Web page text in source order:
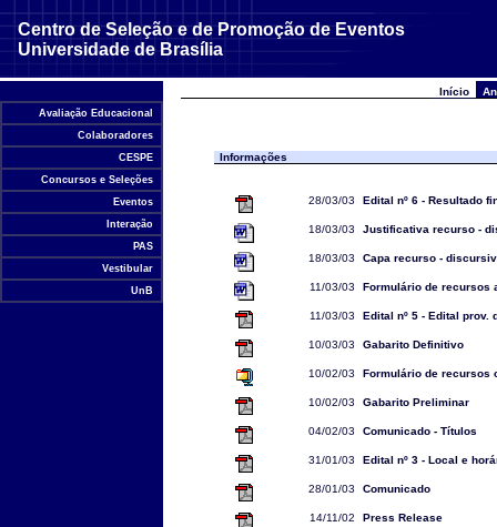
Centro de Seleção e de Promoção de Eventos
Universidade de Brasília
Avaliação Educacional
Colaboradores
CESPE
Concursos e Seleções
Eventos
Interação
PAS
Vestibular
UnB
Início
Informações
28/03/03 Edital nº 6 - Resultado
18/03/03 Justificativa recurso -
18/03/03 Capa recurso -
11/03/03 Formulário de recursos
11/03/03 Edital nº 5 - Edital
10/03/03 Gabarito Definitivo
10/02/03 Formulário de recursos
10/02/03 Gabarito Preliminar
04/02/03 Comunicado - Títulos
31/01/03 Edital nº 3 - Local e
28/01/03 Comunicado
14/11/02 Press Release